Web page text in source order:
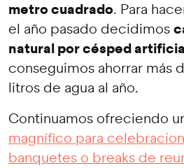
metro cuadrado. Para
el año pasado decidimos
natural por césped
conseguimos ahorrar más
litros de agua al año.
Continuamos ofreciendo
magnífico para
banquetes o breaks de